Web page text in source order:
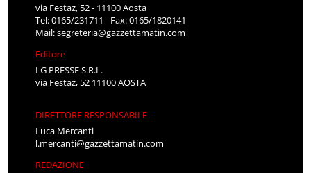
via Festaz, 52 - 11100 Aosta
Tel: 0165/231711 - Fax: 0165/1820141
Mail:segreteria@gazzettamatin.com
Editore
LG PRESSE S.R.L.
via Festaz, 52 11100 AOSTA
DIRETTORE RESPONSABILE
Luca Mercanti
l.mercanti@gazzettamatin.com
REDAZIONE